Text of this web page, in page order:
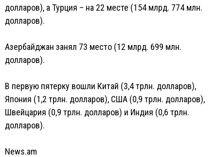
долларов), а Турция – на 22 месте (154 млрд. 774 млн.
долларов).
Азербайджан занял 73 место (12 млрд. 699 млн.
долларов).
В первую пятерку вошли Китай (3,4 трлн. долларов),
Япония (1,2 трлн. долларов), США (0,9 трлн. долларов),
Швейцария (0,9 трлн. долларов) и Индия (0,6 трлн.
долларов).
News.am